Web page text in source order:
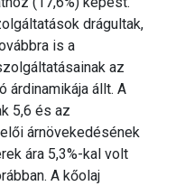
drágultak,
is a
az
árdinamikája állt. A
5,6 és az
árnövekedésének
ára 5,3%-kal volt
A kőolaj